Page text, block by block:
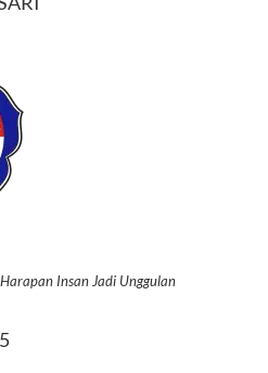
Insan Jadi Unggulan